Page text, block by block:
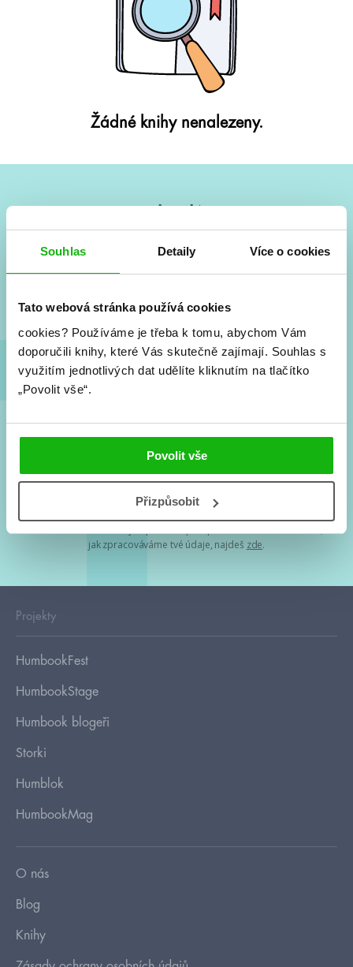
Souhlas Detaily Více o cookies
Tato webová stránka používá cookies
cookies? Používáme je třeba k tomu, abychom Vám
doporučili knihy, které Vás skutečně zajímají. Souhlas s
využitím jednotlivých dat udělíte kliknutím na tlačítko
„Povolit vše“.
Povolit vše
Přizpůsobit
Žádné knihy nenalezeny.
Vše kolem #youngadult každý měsíc rovnou do mailu!
a seriálové adaptace a další.
Souhlasím spodmínkami zpracování osobních údajů
Tvá e-mailová adresa je u nás v bezpečí. Přečti si
jak zpracováváme tvé údaje, najdeš zde.
Projekty
HumbookFest
HumbookStage
Humbook blogeři
Storki
Humblok
HumbookMag
O nás
Blog
Knihy